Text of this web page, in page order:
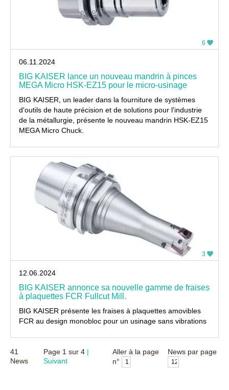
6
06.11.2024
BIG KAISER lance un nouveau mandrin à pinces
MEGA Micro HSK-EZ15 pour le micro-usinage
BIG KAISER, un leader dans la fourniture de systèmes
d'outils de haute précision et de solutions pour l'industrie
de la métallurgie, présente le nouveau mandrin HSK-EZ15
MEGA Micro Chuck.
3
12.06.2024
BIG KAISER annonce sa nouvelle gamme de fraises
à plaquettes FCR Fullcut Mill.
BIG KAISER présente les fraises à plaquettes amovibles
FCR au design monobloc pour un usinage sans vibrations
41
News
Page 1 sur4
Suivant
Aller à la page
n°
News par page